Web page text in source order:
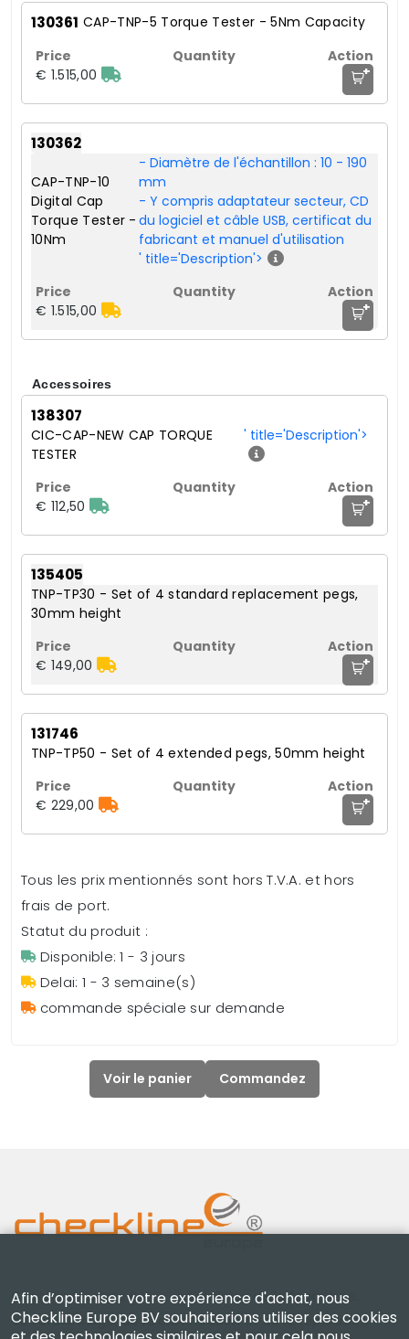
130361 CAP-TNP-5 Torque Tester - 5Nm Capacity
€ 1.515,00 +
130362
CAP-TNP-10
Digital Cap
Torque Tester -
10Nm
- Diamètre de l'échantillon : 10 - 190
mm
- Y compris adaptateur secteur, CD
du logiciel et câble USB, certificat du
fabricant et manuel d'utilisation
' title='Description'>
€ 1.515,00 +
Accessoires
138307
CIC-CAP-NEW CAP TORQUE
TESTER
' title='Description'>
€ 112,50 +
135405
TNP-TP30 - Set of 4 standard replacement pegs,
30mm height
€ 149,00 +
131746
TNP-TP50 - Set of 4 extended pegs, 50mm height
€ 229,00 +
Tous les prix mentionnés sont hors T.V.A. et hors
frais de port.
Statut du produit :
Disponible: 1 - 3 jours
Delai: 1 - 3 semaine(s)
commande spéciale sur demande
Voir le panier Commandez
Checkline Europe B.V. — spécialistes de la fourniture,
de l'étalonnage, de la certification et de la réparation
Afin d’optimiser votre expérience d'achat, nous
Checkline Europe BV souhaiterions utiliser des cookies